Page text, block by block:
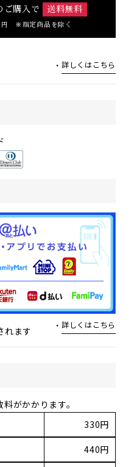
ご購入で 送料無料
円 ※指定商品を除く
詳しくはこちら
れます
詳しくはこちら
がかかります。
330円
440円